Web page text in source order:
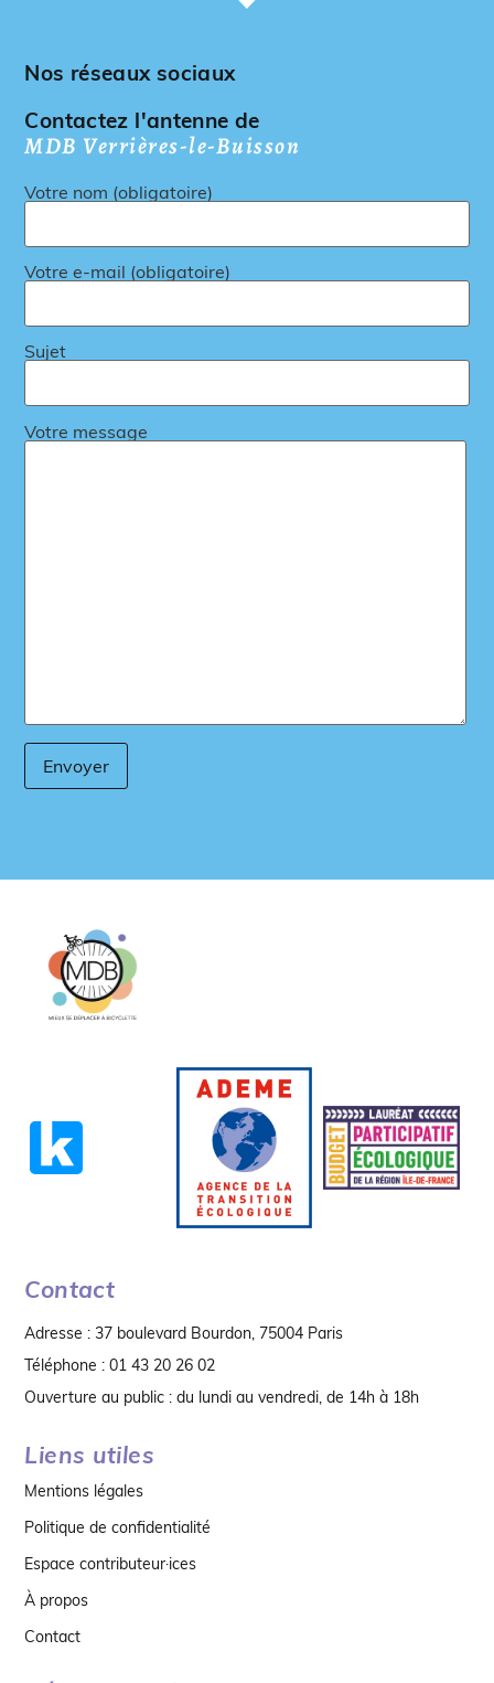
Nos réseaux sociaux
Contactez l'antenne de
MDB Verrières-le-Buisson
Votre nom (obligatoire)
Votre e-mail (obligatoire)
Sujet
Votre message
Contact
Adresse : 37 boulevard Bourdon, 75004 Paris
Téléphone : 01 43 20 26 02
Ouverture au public : du lundi au vendredi, de 14h à 18h
Liens utiles
Mentions légales
Politique de confidentialité
Espace contributeur·ices
À propos
Contact